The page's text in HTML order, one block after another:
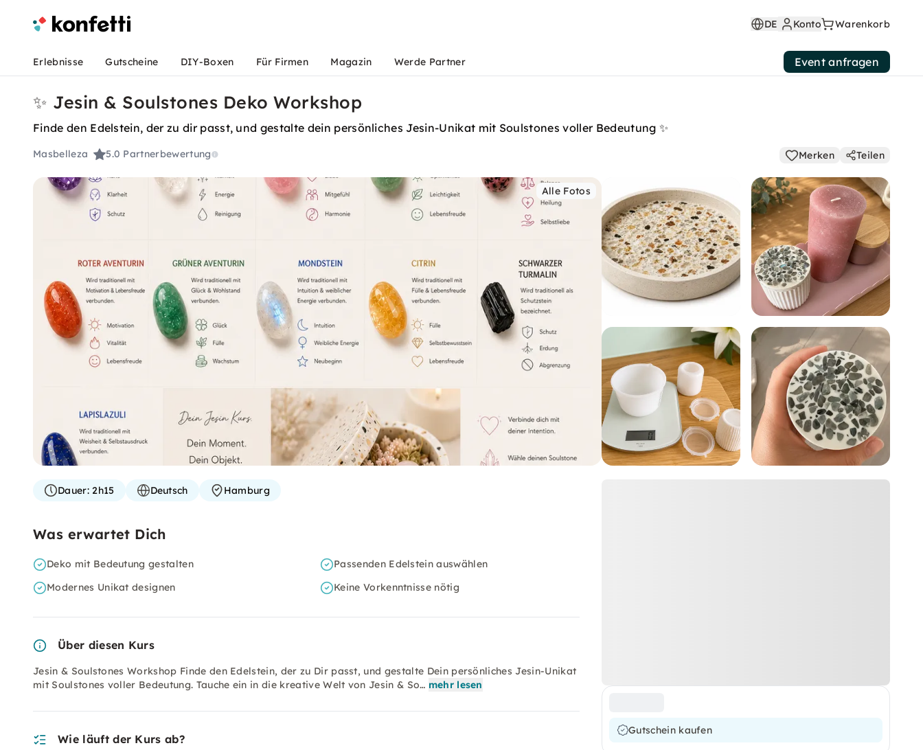
DE Konto Warenkorb
Erlebnisse Gutscheine DIY-Boxen Für Firmen Magazin Werde Partner Event anfragen
✨ Jesin & Soulstones Deko Workshop
Finde den Edelstein, der zu dir passt, und gestalte dein persönliches Jesin-Unikat mit Soulstones voller Bedeutung ✨
Masbelleza 5.0 Partnerbewertung Merken Teilen
Alle Fotos
Gutschein kaufen
Dauer:2h15 Deutsch Hamburg
Was erwartet Dich
Deko mit Bedeutung gestalten
Passenden Edelstein auswählen
Modernes Unikat designen
Keine Vorkenntnisse nötig
Über diesen Kurs
Jesin & Soulstones Workshop Finde den Edelstein, der zu Dir passt, und gestalte Dein persönliches Jesin-Unikat
mit Soulstones voller Bedeutung. Tauche ein in die kreative Welt von Jesin & So… mehr lesen
Wie läuft der Kurs ab?